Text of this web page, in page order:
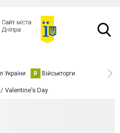
України В Військторги
Valentine's Day